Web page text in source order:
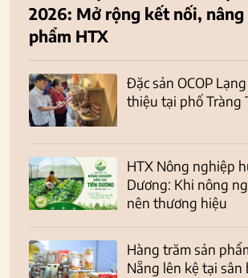
2026: Mở rộng kết nối, nâng
phẩm HTX
Đặc sản OCOP
thiệu tại phố Tràng
HTX Nông nghiệp
Dương: Khi nông
nên thương hiệu
Hàng trăm sản
Nẵng lên kệ tại sân